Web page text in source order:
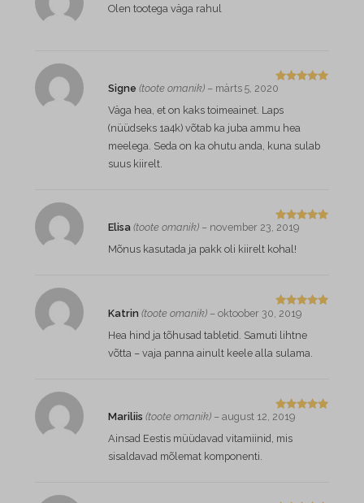
Olen tootega väga rahul
Hinnangug
a5
Signe (toote omanik) – märts 5, 2020
Väga hea, et on kaks toimeainet. Laps
(nüüdseks 1a4k) võtab ka juba ammu hea
meelega. Seda on ka ohutu anda, kuna sulab
suus kiirelt.
Hinnangug
a5/ 5
Elisa (toote omanik) – november 23, 2019
Mõnus kasutada ja pakk oli kiirelt kohal!
Hinnangug
a 5/ 5
Katrin (toote omanik) – oktoober 30, 2019
Hea hind ja tõhusad tabletid. Samuti lihtne
võtta – vaja panna ainult keele alla sulama.
Hinnangug
a5/ 5
Mariliis (toote omanik) – august 12, 2019
Ainsad Eestis müüdavad vitamiinid, mis
sisaldavad mõlemat komponenti.